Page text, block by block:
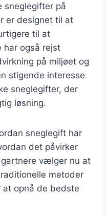
sneglegifter på
er designet til at
til at
har også rejst
på miljøet og
stigende interesse
sneglegifter, der
løsning.
sneglegift har
det påvirker
vælger nu at
metoder
at opnå de bedste